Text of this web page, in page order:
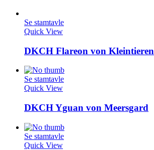
Se stamtavle
Quick View
DKCH Flareon von Kleintieren
Se stamtavle
Quick View
DKCH Yguan von Meersgard
Se stamtavle
Quick View